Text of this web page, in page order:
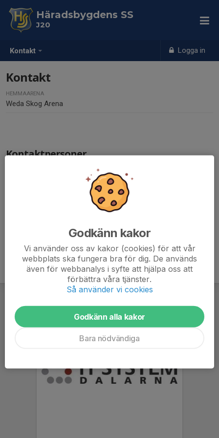
Kontakt Logga in
Häradsbygdens SS
J20
Kontakt
HEMMAARENA
Weda Skog Arena
Kontaktpersoner
Sven-Ove Svensson
Mobil visas bara för inloggade
E-post visas bara för inloggade
Godkänn kakor
Vi använder oss av kakor (cookies) för att vår
webbplats ska fungera bra för dig. De används
även för webbanalys i syfte att hjälpa oss att
förbättra våra tjänster.
Så använder vi cookies
Godkänn alla kakor
Bara nödvändiga